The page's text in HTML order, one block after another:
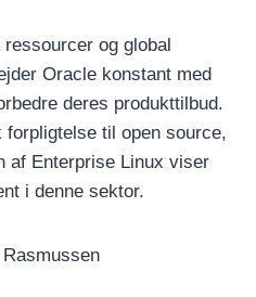
ressourcer og global
Oracle konstant med
deres produkttilbud.
til open source,
af Enterprise Linux viser
i denne sektor.